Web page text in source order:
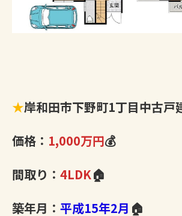
★岸和田市下野町1丁目中古戸
価格： 1,000万円💰
間取り： 4LDK🏠
築年月： 平成15年2月 🏠